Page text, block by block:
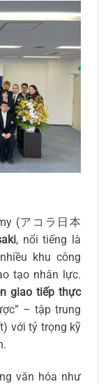
(アコラ日本
, nổi tiếng là
khu công
tạo nhân lực.
giao tiếp thực
– tập trung
với tỷ trọng kỹ
văn hóa như